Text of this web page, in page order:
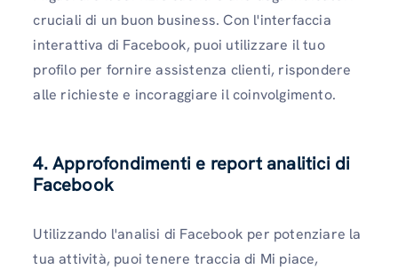
cruciali di un buon business. Con l'interfaccia
interattiva di Facebook, puoi utilizzare il tuo
profilo per fornire assistenza clienti, rispondere
alle richieste e incoraggiare il coinvolgimento.
4. Approfondimenti e report analitici di
Facebook
Utilizzando l'analisi di Facebook per potenziare la
tua attività, puoi tenere traccia di Mi piace,